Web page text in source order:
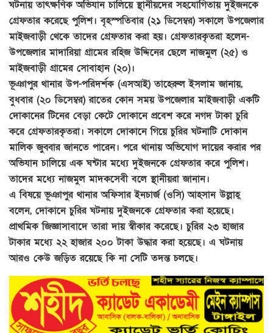
ঘটনায় তাৎক্ষণিক অভিযান চালিয়ে স্থানীয়দের সহযোগিতায় দুইজনকে
গ্রেফতার করেছে পুলিশ। বৃহস্পতিবার (২১ ডিসেম্বর) সকালে উপজেলার
মাইজবাড়ী থেকে তাদের গ্রেফতার করা হয়। গ্রেফতারকৃতরা হলেন-
উপজেলার মাদারিয়া গ্রামের রহিজ উদ্দিনের ছেলে নাজমুল (২৫) ও
মাইজবাড়ী গ্রামের সোবাহান (২০)।
ভূঞাপুর থানার উপ-পরিদর্শক (এসআই) তাহেরুল ইসলাম জানায়,
বুধবার (২০ ডিসেম্বর) রাতের কোন সময় উপজেলার মাইজবাড়ী একটি
দোকানের টিনের বেড়া কেটে দোকানে প্রবেশ করে নগদ টাকা চুরি
করে গ্রেফতারকৃতরা। সকালে দোকানে গিয়ে চুরির ঘটনাটি দোকান
মালিক জুব্বার জানতে পারেন। পরে থানায় অভিযোগ দায়ের করার পর
অভিযান চালিয়ে এক ঘন্টার মধ্যে দুইজনকে গ্রেফতার করে পুলিশ।
তাদের মধ্যে নাজমুল মাদকসেবী বলে স্থানীয়রা জানান।
এ বিষয়ে ভূঞাপুর থানার অফিসার ইনচার্জ (ওসি) আহসান উল্লাহ্
বলেন, দোকানে চুরির ঘটনায় দুইজনকে গ্রেফতার করা হয়েছে।
প্রাথমিক জিজ্ঞাসাবাদে তারা দায় স্বীকার করেছে। চুরির ২৩ হাজার
টাকার মধ্যে ২২ হাজার ২০০ টাকা উদ্ধার করা হয়েছে। এ ঘটনায়
আরও কেউ জড়িত রয়েছে কি না সেটি তদন্ত চলছে।